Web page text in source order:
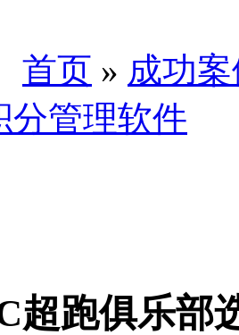
首页 » 成功
分管理软件
超跑俱乐部